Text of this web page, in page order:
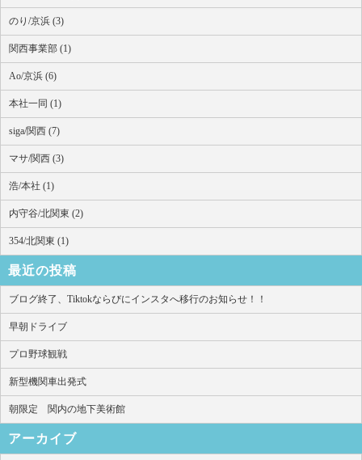
のり/京浜 (3)
関西事業部 (1)
Ao/京浜 (6)
本社一同 (1)
siga/関西 (7)
マサ/関西 (3)
浩/本社 (1)
内守谷/北関東 (2)
354/北関東 (1)
最近の投稿
ブログ終了、Tiktokならびにインスタへ移行のお知らせ！！
早朝ドライブ
プロ野球観戦
新型機関車出発式
朝限定 関内の地下美術館
アーカイブ